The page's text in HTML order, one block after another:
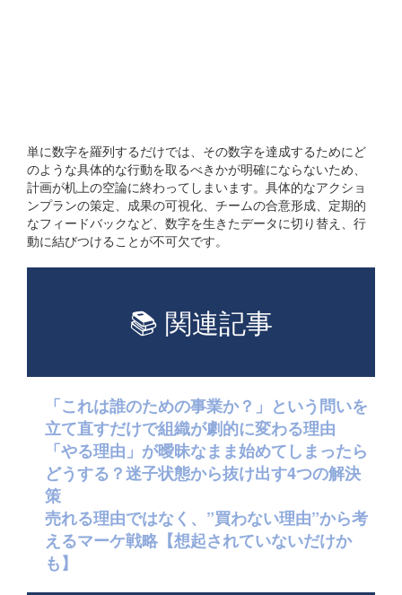
単に数字を羅列するだけでは、その数字を達成するためにど
のような具体的な行動を取るべきかが明確にならないため、
計画が机上の空論に終わってしまいます。具体的なアクショ
ンプランの策定、成果の可視化、チームの合意形成、定期的
なフィードバックなど、数字を生きたデータに切り替え、行
動に結びつけることが不可欠です。
📚 関連記事
「これは誰のための事業か？」という問いを
立て直すだけで組織が劇的に変わる理由
「やる理由」が曖昧なまま始めてしまったら
どうする？迷子状態から抜け出す4つの解決
策
売れる理由ではなく、”買わない理由”から考
えるマーケ戦略【想起されていないだけか
も】